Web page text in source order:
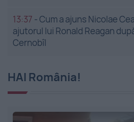
13:37 -Cum a ajuns Nicolae
ajutorul lui Ronald Reagan
Cernobîl
HAI România!